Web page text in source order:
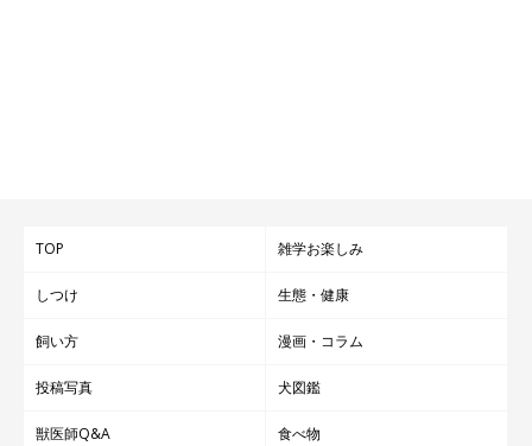
TOP 雑学お楽しみ
しつけ 生態・健康
飼い方 漫画・コラム
投稿写真 犬図鑑
獣医師Q&A 食べ物